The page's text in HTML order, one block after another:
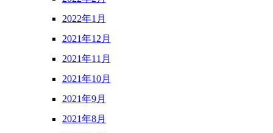
2022年1月
2021年12月
2021年11月
2021年10月
2021年9月
2021年8月